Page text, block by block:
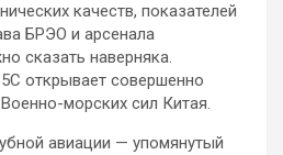
качеств, показателей
БРЭО и арсенала
сказать наверняка.
открывает совершенно
морских сил Китая.
авиации — упомянутый